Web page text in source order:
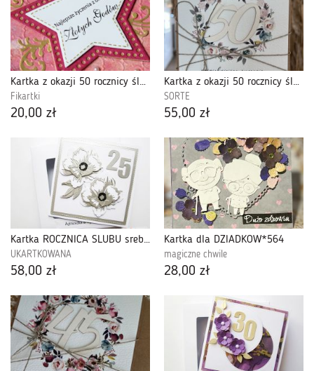
Kartka z okazji 50 rocznicy ślubu - Złote
Fikartki
20,00 zł
Kartka z okazji 50 rocznicy ślubu rocznica jubileusz
SORTE
55,00 zł
Kartka ROCZNICA ŚLUBU srebrzyste peonie
UKARTKOWANA
58,00 zł
Kartka dla DZIADKÓW*564
magiczne chwile
28,00 zł